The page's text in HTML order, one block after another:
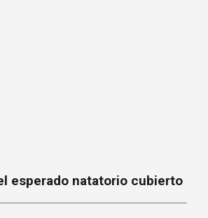
esperado natatorio cubierto